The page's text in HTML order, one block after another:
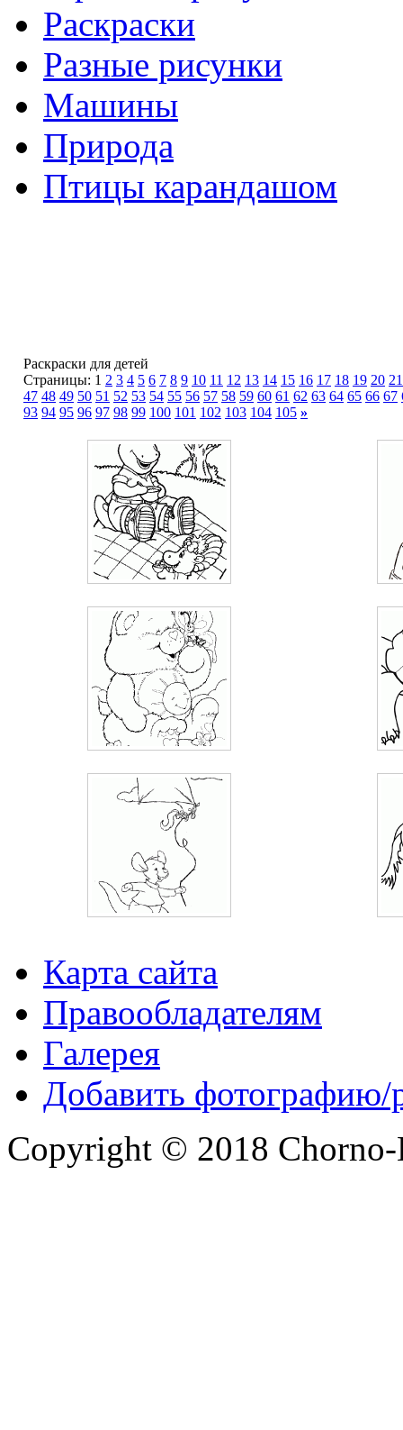
Раскраски
Разные рисунки
Машины
Природа
Птицы карандашом
Раскраски для детей
Страницы: 1 2 3 4 5 6 7 8 9 10 11 12 13 14 15 16 17 18 19 20 21
47 48 49 50 51 52 53 54 55 56 57 58 59 60 61 62 63 64 65 66 67
93 94 95 96 97 98 99 100 101 102 103 104 105 »
Карта сайта
Правообладателям
Галерея
Добавить фотографию/
Copyright © 2018